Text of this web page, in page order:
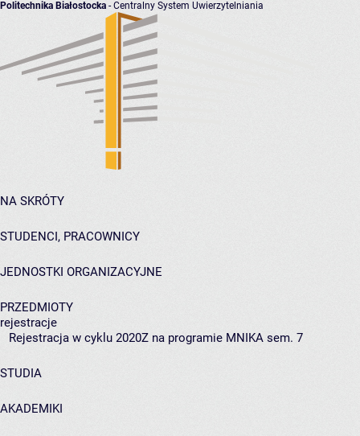
Politechnika Białostocka - Centralny System Uwierzytelniania
NA SKRÓTY
STUDENCI, PRACOWNICY
JEDNOSTKI ORGANIZACYJNE
PRZEDMIOTY
rejestracje
Rejestracja w cyklu 2020Z na programie MNIKA sem. 7
STUDIA
AKADEMIKI